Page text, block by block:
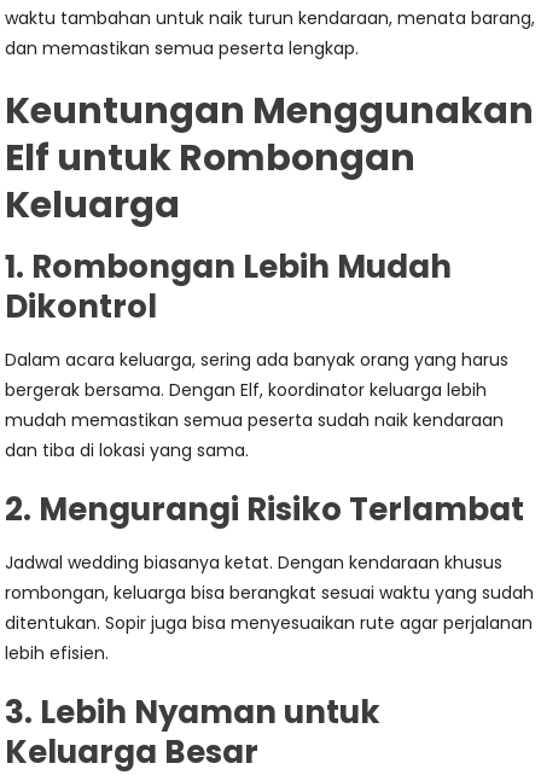
waktu tambahan untuk naik turun kendaraan, menata barang,
dan memastikan semua peserta lengkap.
Keuntungan Menggunakan
Elf untuk Rombongan
Keluarga
1. Rombongan Lebih Mudah
Dikontrol
Dalam acara keluarga, sering ada banyak orang yang harus
bergerak bersama. Dengan Elf, koordinator keluarga lebih
mudah memastikan semua peserta sudah naik kendaraan
dan tiba di lokasi yang sama.
2. Mengurangi Risiko Terlambat
Jadwal wedding biasanya ketat. Dengan kendaraan khusus
rombongan, keluarga bisa berangkat sesuai waktu yang sudah
ditentukan. Sopir juga bisa menyesuaikan rute agar perjalanan
lebih efisien.
3. Lebih Nyaman untuk
Keluarga Besar